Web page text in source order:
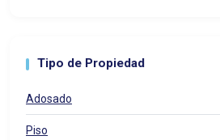
Tipo de Propiedad
Adosado
Piso